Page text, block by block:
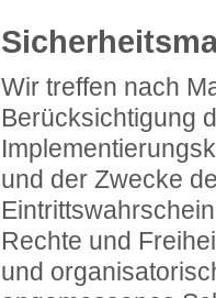
Wir treffen nach
Berücksichtigung
und der Zwecke
Rechte und
und